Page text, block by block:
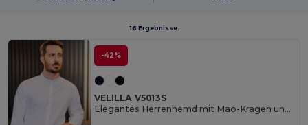
16 Ergebnisse.
-42%
VELILLA V5013S
Elegantes Herrenhemd mit Mao-Kragen und Knopfverschluss